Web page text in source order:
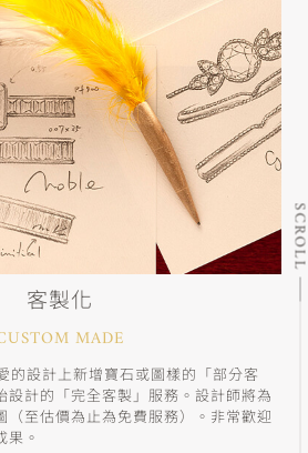
客製化
MADE
的設計上新增寶石或圖樣的「部分客
設計的「完全客製」服務。設計師將為
（至估價為止為免費服務）。非常歡迎
。